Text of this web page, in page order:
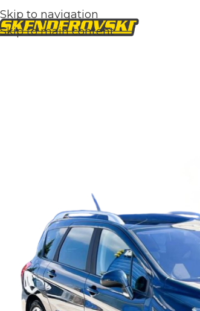
Skip to navigation
Skip to main content